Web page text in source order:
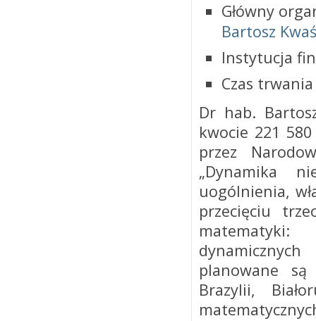
Główny
Bartosz
Instytucja
Czas
Dr hab.
kwocie 221
przez
„Dynamika
uogólnienia,
przecięciu
planowane
Brazylii,